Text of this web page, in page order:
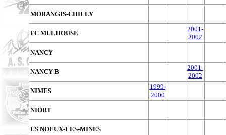
MORANGIS-CHILLY
FC MULHOUSE
2001-
2002
NANCY
NANCY B
2001-
2002
NIMES
1999-
2000
NIORT
US NOEUX-LES-MINES